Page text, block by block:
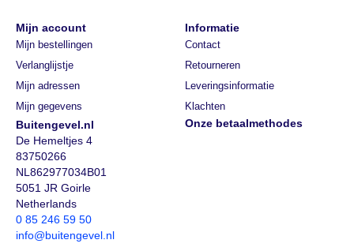
Buitengevel.nl
De Hemeltjes 4
83750266
NL862977034B01
5051 JR Goirle
Netherlands
0 85 246 59 50
info@buitengevel.nl
Onze betaalmethodes
Mijn account
Mijn bestellingen
Verlanglijstje
Mijn adressen
Mijn gegevens
Informatie
Contact
Retourneren
Leveringsinformatie
Klachten